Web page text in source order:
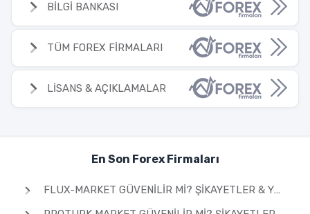
BİLGİ BANKASI
TÜM FOREX FİRMALARI
LİSANS & AÇIKLAMALAR
En Son Forex Firmaları
FLUX-MARKET GÜVENILIR MI? ŞIKAYETLER & YORUMLAR 2026